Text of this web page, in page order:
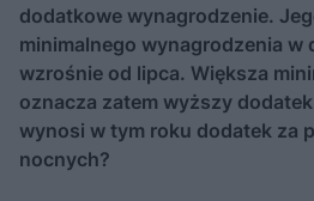
dodatkowe wynagrodzenie.
minimalnego wynagrodzenia w
wzrośnie od lipca. Większa
oznacza zatem wyższy
wynosi w tym roku dodatek za
nocnych?